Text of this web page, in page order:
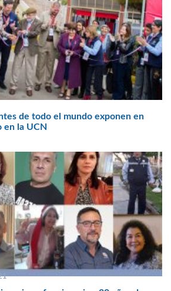
de todo el mundo exponen en
la UCN